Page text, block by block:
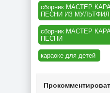
сборник МАСТЕР
ПЕСНИ ИЗ
сборник МАСТЕР
ПЕСНИ
караоке для детей